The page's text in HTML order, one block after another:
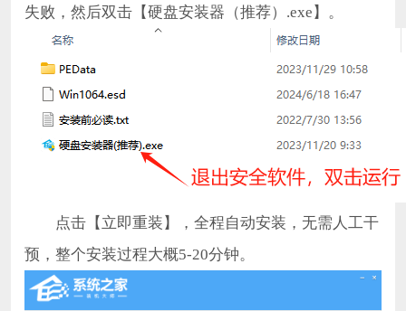
失败，然后双击【硬盘安装器（推荐）.exe】。
点击【立即重装】，全程自动安装，无需人工干
预，整个安装过程大概5-20分钟。